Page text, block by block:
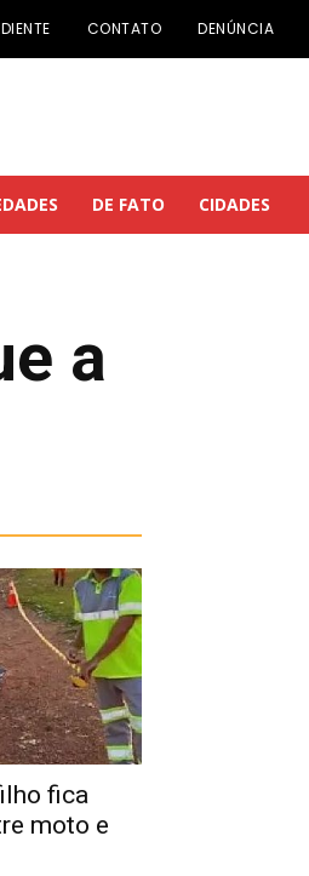
CONTATO DENÚNCIA
DE FATO CIDADES
a
fica
moto e